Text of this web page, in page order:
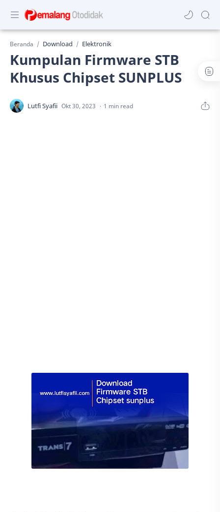
Beranda Download Elektronik
Kumpulan Firmware STB
Khusus Chipset SUNPLUS
1 min read